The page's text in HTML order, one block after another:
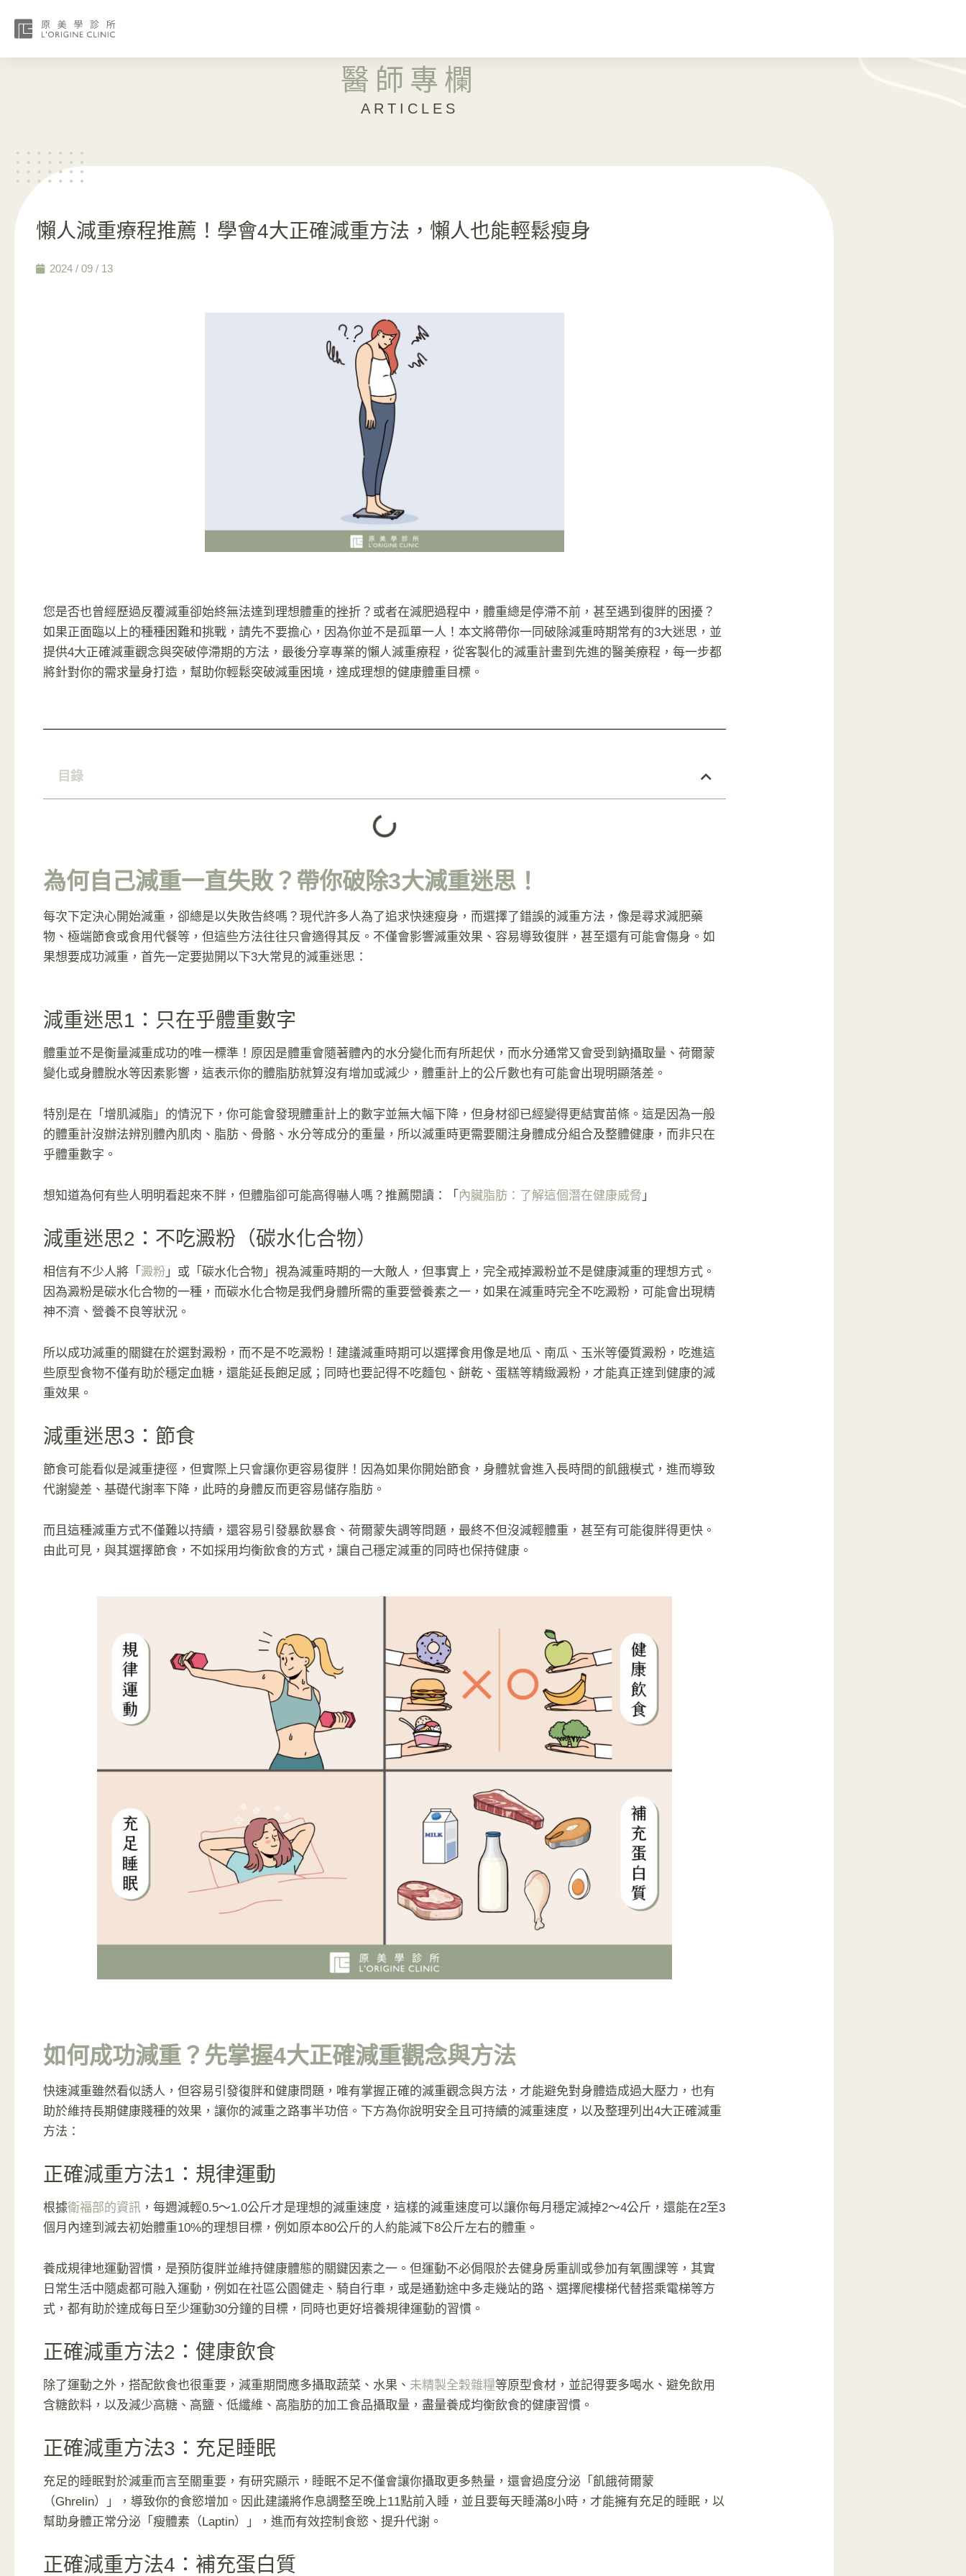
醫師專欄
ARTICLES
懶人減重療程推薦！學會4大正確減重方法，懶人也能輕鬆瘦身
2024 / 09 / 13
您是否也曾經歷過反覆減重卻始終無法達到理想體重的挫折？或者在減肥過程中，體重總是停滯不前，甚至遇到復胖的困擾？
如果正面臨以上的種種困難和挑戰，請先不要擔心，因為你並不是孤單一人！本文將帶你一同破除減重時期常有的3大迷思，並
提供4大正確減重觀念與突破停滯期的方法，最後分享專業的懶人減重療程，從客製化的減重計畫到先進的醫美療程，每一步都
將針對你的需求量身打造，幫助你輕鬆突破減重困境，達成理想的健康體重目標。
目錄
為何自己減重一直失敗？帶你破除3大減重迷思！
每次下定決心開始減重，卻總是以失敗告終嗎？現代許多人為了追求快速瘦身，而選擇了錯誤的減重方法，像是尋求減肥藥
物、極端節食或食用代餐等，但這些方法往往只會適得其反。不僅會影響減重效果、容易導致復胖，甚至還有可能會傷身。如
果想要成功減重，首先一定要拋開以下3大常見的減重迷思：
減重迷思1：只在乎體重數字
體重並不是衡量減重成功的唯一標準！原因是體重會隨著體內的水分變化而有所起伏，而水分通常又會受到鈉攝取量、荷爾蒙
變化或身體脫水等因素影響，這表示你的體脂肪就算沒有增加或減少，體重計上的公斤數也有可能會出現明顯落差。
特別是在「增肌減脂」的情況下，你可能會發現體重計上的數字並無大幅下降，但身材卻已經變得更結實苗條。這是因為一般
的體重計沒辦法辨別體內肌肉、脂肪、骨骼、水分等成分的重量，所以減重時更需要關注身體成分組合及整體健康，而非只在
乎體重數字。
想知道為何有些人明明看起來不胖，但體脂卻可能高得嚇人嗎？推薦閱讀：「 內臟脂肪：了解這個潛在健康威脅 」
減重迷思2：不吃澱粉（碳水化合物）
相信有不少人將「 澱粉 」或「碳水化合物」視為減重時期的一大敵人，但事實上，完全戒掉澱粉並不是健康減重的理想方式。
因為澱粉是碳水化合物的一種，而碳水化合物是我們身體所需的重要營養素之一，如果在減重時完全不吃澱粉，可能會出現精
神不濟、營養不良等狀況。
所以成功減重的關鍵在於選對澱粉，而不是不吃澱粉！建議減重時期可以選擇食用像是地瓜、南瓜、玉米等優質澱粉，吃進這
些原型食物不僅有助於穩定血糖，還能延長飽足感；同時也要記得不吃麵包、餅乾、蛋糕等精緻澱粉，才能真正達到健康的減
重效果。
減重迷思3：節食
節食可能看似是減重捷徑，但實際上只會讓你更容易復胖！因為如果你開始節食，身體就會進入長時間的飢餓模式，進而導致
代謝變差、基礎代謝率下降，此時的身體反而更容易儲存脂肪。
而且這種減重方式不僅難以持續，還容易引發暴飲暴食、荷爾蒙失調等問題，最終不但沒減輕體重，甚至有可能復胖得更快。
由此可見，與其選擇節食，不如採用均衡飲食的方式，讓自己穩定減重的同時也保持健康。
如何成功減重？先掌握4大正確減重觀念與方法
快速減重雖然看似誘人，但容易引發復胖和健康問題，唯有掌握正確的減重觀念與方法，才能避免對身體造成過大壓力，也有
助於維持長期健康賤種的效果，讓你的減重之路事半功倍。下方為你說明安全且可持續的減重速度，以及整理列出4大正確減重
方法：
正確減重方法1：規律運動
根據衛福部的資訊 ，每週減輕0.5～1.0公斤才是理想的減重速度，這樣的減重速度可以讓你每月穩定減掉2～4公斤，還能在2至3
個月內達到減去初始體重10%的理想目標，例如原本80公斤的人約能減下8公斤左右的體重。
養成規律地運動習慣，是預防復胖並維持健康體態的關鍵因素之一。但運動不必侷限於去健身房重訓或參加有氧團課等，其實
日常生活中隨處都可融入運動，例如在社區公園健走、騎自行車，或是通勤途中多走幾站的路、選擇爬樓梯代替搭乘電梯等方
式，都有助於達成每日至少運動30分鐘的目標，同時也更好培養規律運動的習慣。
正確減重方法2：健康飲食
除了運動之外，搭配飲食也很重要，減重期間應多攝取蔬菜、水果、 未精製全穀雜糧等原型食材，並記得要多喝水、避免飲用
含糖飲料，以及減少高糖、高鹽、低纖維、高脂肪的加工食品攝取量，盡量養成均衡飲食的健康習慣。
正確減重方法3：充足睡眠
充足的睡眠對於減重而言至關重要，有研究顯示，睡眠不足不僅會讓你攝取更多熱量，還會過度分泌「飢餓荷爾蒙
（Ghrelin）」，導致你的食慾增加。因此建議將作息調整至晚上11點前入睡，並且要每天睡滿8小時，才能擁有充足的睡眠，以
幫助身體正常分泌「瘦體素（Laptin）」，進而有效控制食慾、提升代謝。
正確減重方法4：補充蛋白質